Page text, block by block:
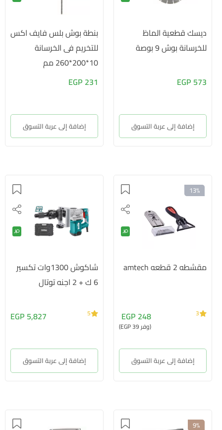
ديسك قطعية الماظ
للخرسانة بوش 9 بوصة
573 EGP
إضافة إلى عربة التسوق
بنطة بوش بلس فايف اكس
للتخريم فى الخرسانة
10*200*260 مم
231 EGP
إضافة إلى عربة التسوق
13%
مقشطه 2 قطعه amtech
248 EGP
(وفر 39 EGP)
3
إضافة إلى عربة التسوق
شاكوش 1300وات تكسير
6 ك + 2 اجنه توتال
5,827 EGP 5
إضافة إلى عربة التسوق
9%